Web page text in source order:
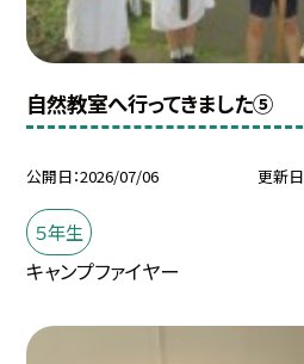
自然教室へ行ってきました⑤
公開日 2026/07/06 更新日
５年生
キャンプファイヤー